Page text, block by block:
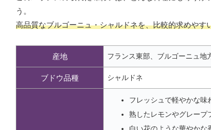
う。
高品質なブルゴーニュ・シャルドネを、比較的求めやす
産地 フランス東部、ブルゴーニュ地
ブドウ品種 シャルドネ
フレッシュで軽やかな味
熟したレモンやグレープ
白い花のような華やかな